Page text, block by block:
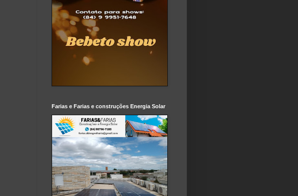
Farias e Farias e construções Energia Solar